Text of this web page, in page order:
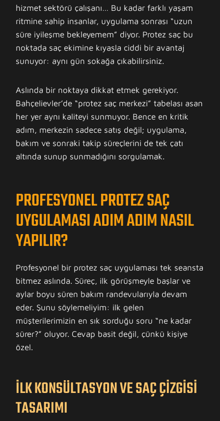
hizmet sektörü çalışanı… Bu kadar farklı yaşam
ritmine sahip insanlar, uygulama sonrası “uzun
süre iyileşme bekleyemem” diyor. Protez saç bu
noktada saç ekimine kıyasla ciddi bir avantaj
sunuyor: aynı gün sokağa çıkabilirsiniz.
Aslında bir noktaya dikkat etmek gerekiyor.
Bahçelievler’de “protez saç merkezi” tabelası asan
her yer aynı kaliteyi sunmuyor. Bence en kritik
adım, merkezin sadece satış değil; uygulama,
bakım ve sonraki takip süreçlerini de tek çatı
altında sunup sunmadığını sorgulamak.
PROFESYONEL PROTEZ SAÇ
UYGULAMASI ADIM ADIM NASIL
YAPILIR?
Profesyonel bir protez saç uygulaması tek seansta
bitmez aslında. Süreç, ilk görüşmeyle başlar ve
aylar boyu süren bakım randevularıyla devam
eder. Şunu söylemeliyim: ilk gelen
müşterilerimizin en sık sorduğu soru “ne kadar
sürer?” oluyor. Cevap basit değil, çünkü kişiye
özel.
İLK KONSÜLTASYON VE SAÇ ÇIZGISI
TASARIMI